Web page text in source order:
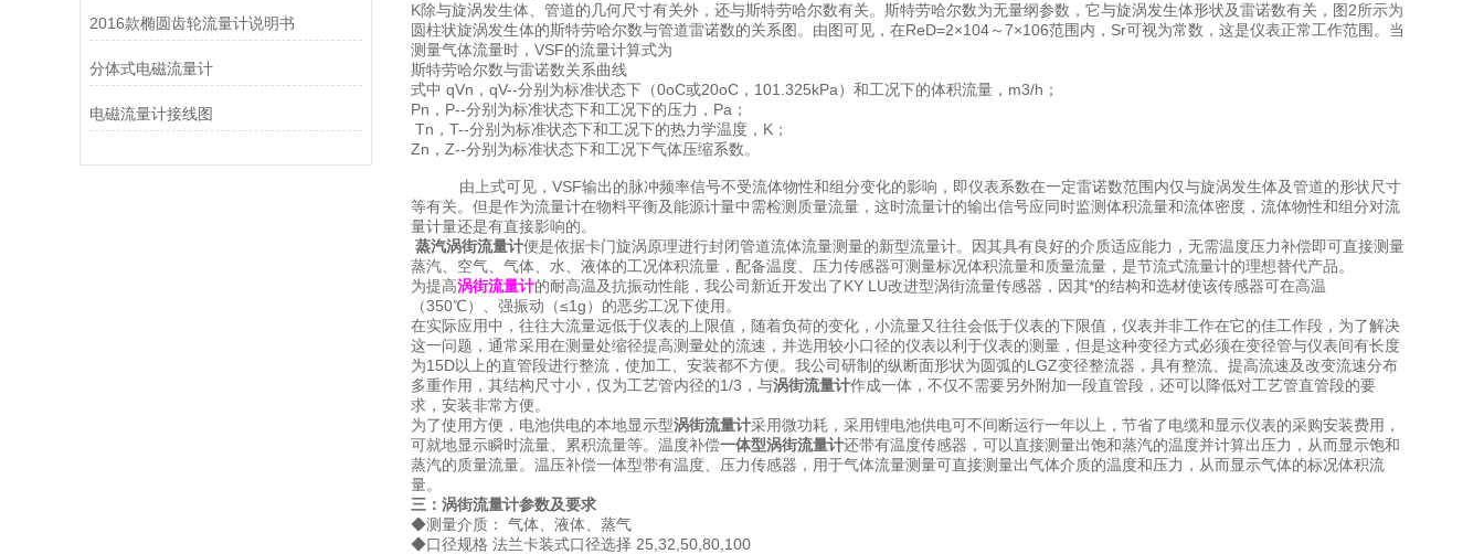
2016款椭圆齿轮流量计说明书
分体式电磁流量计
电磁流量计接线图
K除与旋涡发生体、管道的几何尺寸有关外，还与斯特劳哈尔数有关。斯特劳哈尔数为无量纲参数，它与旋涡发生体形状及雷诺数有关，图2所示为
圆柱状旋涡发生体的斯特劳哈尔数与管道雷诺数的关系图。由图可见，在ReD=2×104～7×106范围内，Sr可视为常数，这是仪表正常工作范围。当
测量气体流量时，VSF的流量计算式为
斯特劳哈尔数与雷诺数关系曲线
式中 qVn，qV--分别为标准状态下（0oC或20oC，101.325kPa）和工况下的体积流量，m3/h；
Pn，P--分别为标准状态下和工况下的压力，Pa；
Tn，T--分别为标准状态下和工况下的热力学温度，K；
Zn，Z--分别为标准状态下和工况下气体压缩系数。
由上式可见，VSF输出的脉冲频率信号不受流体物性和组分变化的影响，即仪表系数在一定雷诺数范围内仅与旋涡发生体及管道的形状尺寸
等有关。但是作为流量计在物料平衡及能源计量中需检测质量流量，这时流量计的输出信号应同时监测体积流量和流体密度，流体物性和组分对流
量计量还是有直接影响的。
蒸汽涡街流量计便是依据卡门旋涡原理进行封闭管道流体流量测量的新型流量计。因其具有良好的介质适应能力，无需温度压力补偿即可直接测量
蒸汽、空气、气体、水、液体的工况体积流量，配备温度、压力传感器可测量标况体积流量和质量流量，是节流式流量计的理想替代产品。
为提高涡街流量计的耐高温及抗振动性能，我公司新近开发出了KY LU改进型涡街流量传感器，因其*的结构和选材使该传感器可在高温
（350℃）、强振动（≤1g）的恶劣工况下使用。
在实际应用中，往往大流量远低于仪表的上限值，随着负荷的变化，小流量又往往会低于仪表的下限值，仪表并非工作在它的佳工作段，为了解决
这一问题，通常采用在测量处缩径提高测量处的流速，并选用较小口径的仪表以利于仪表的测量，但是这种变径方式必须在变径管与仪表间有长度
为15D以上的直管段进行整流，使加工、安装都不方便。我公司研制的纵断面形状为圆弧的LGZ变径整流器，具有整流、提高流速及改变流速分布
多重作用，其结构尺寸小，仅为工艺管内径的1/3，与涡街流量计作成一体，不仅不需要另外附加一段直管段，还可以降低对工艺管直管段的要
求，安装非常方便。
为了使用方便，电池供电的本地显示型涡街流量计采用微功耗，采用锂电池供电可不间断运行一年以上，节省了电缆和显示仪表的采购安装费用，
可就地显示瞬时流量、累积流量等。温度补偿一体型涡街流量计还带有温度传感器，可以直接测量出饱和蒸汽的温度并计算出压力，从而显示饱和
蒸汽的质量流量。温压补偿一体型带有温度、压力传感器，用于气体流量测量可直接测量出气体介质的温度和压力，从而显示气体的标况体积流
量。
三： 涡街流量计参数及要求
◆测量介质： 气体、液体、蒸气
◆口径规格 法兰卡装式口径选择 25,32,50,80,100